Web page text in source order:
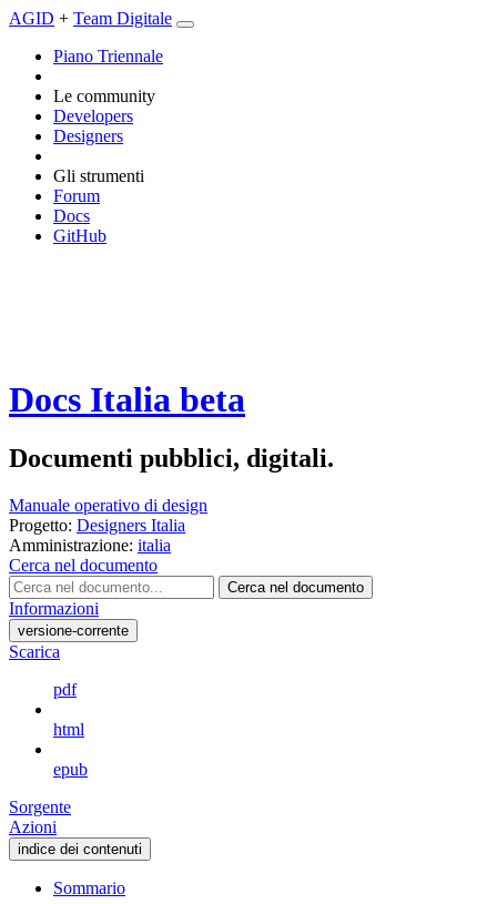
AGID + Team Digitale
Piano Triennale
Le community
Developers
Designers
Gli strumenti
Forum
Docs
GitHub
Docs Italia beta
Documenti pubblici, digitali.
Manuale operativo di design
Progetto: Designers Italia
Amministrazione: italia
Cerca nel documento
Cerca nel documento
Informazioni
versione-corrente
Scarica
pdf
html
epub
Sorgente
Azioni
indice dei contenuti
Sommario